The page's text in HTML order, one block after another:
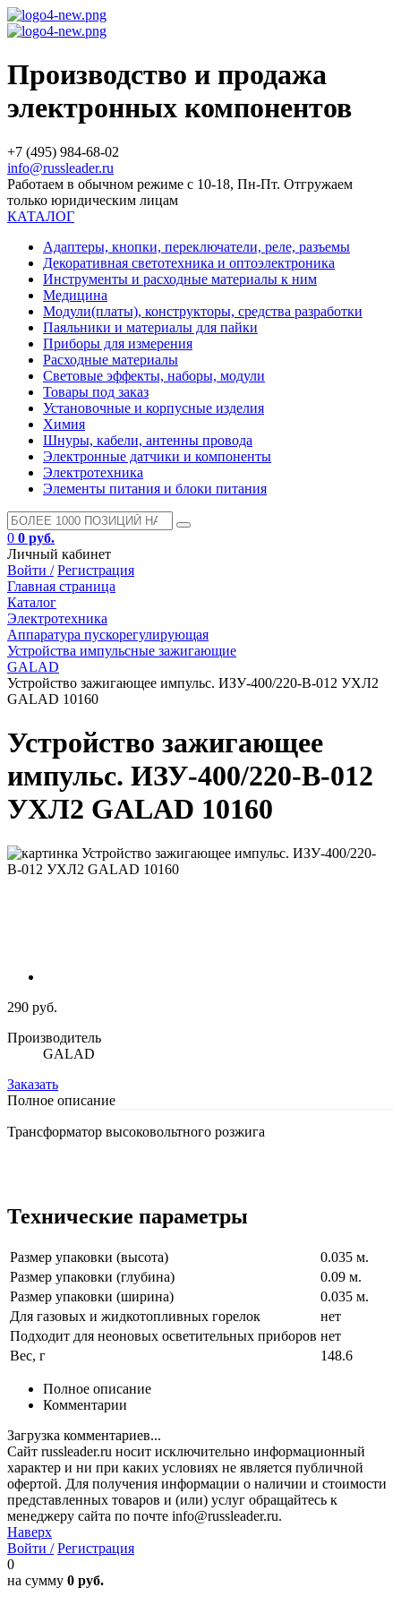
Производство и продажа
электронных компонентов
+7 (495) 984-68-02
info@russleader.ru
Работаем в обычном режиме с 10-18, Пн-Пт. Отгружаем
только юридическим лицам
КАТАЛОГ
Адаптеры, кнопки, переключатели, реле, разъемы
Декоративная светотехника и оптоэлектроника
Инструменты и расходные материалы к ним
Медицина
Модули(платы), конструкторы, средства разработки
Паяльники и материалы для пайки
Приборы для измерения
Расходные материалы
Световые эффекты, наборы, модули
Товары под заказ
Установочные и корпусные изделия
Химия
Шнуры, кабели, антенны провода
Электронные датчики и компоненты
Электротехника
Элементы питания и блоки питания
0 0 руб.
Личный кабинет
Войти / Регистрация
Главная страница
Каталог
Электротехника
Аппаратура пускорегулирующая
Устройства импульсные зажигающие
GALAD
Устройство зажигающее импульс. ИЗУ-400/220-В-012 УХЛ2
GALAD 10160
Устройство зажигающее
импульс. ИЗУ-400/220-В-012
УХЛ2 GALAD 10160
290 руб.
Производитель
GALAD
Заказать
Полное описание
Трансформатор высоковольтного розжига
Технические параметры
Размер упаковки (высота)
0.035 м.
Размер упаковки (глубина)
0.09 м.
Размер упаковки (ширина)
0.035 м.
Для газовых и жидкотопливных горелок
нет
Подходит для неоновых осветительных приборов нет
Вес, г
148.6
Полное описание
Комментарии
Загрузка комментариев...
Сайт russleader.ru носит исключительно информационный
характер и ни при каких условиях не является публичной
офертой. Для получения информации о наличии и стоимости
представленных товаров и (или) услуг обращайтесь к
менеджеру сайта по почте info@russleader.ru.
Наверх
Войти / Регистрация
0
на сумму 0 руб.